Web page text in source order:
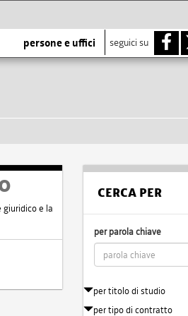
persone e uffici seguici su
e la
CERCA PER
per parola chiave
per titolo di studio
per tipo di contratto